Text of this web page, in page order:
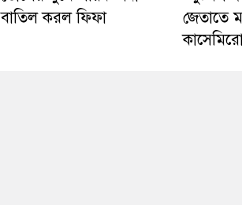
বাতিল করল ফিফা
জেতাতে